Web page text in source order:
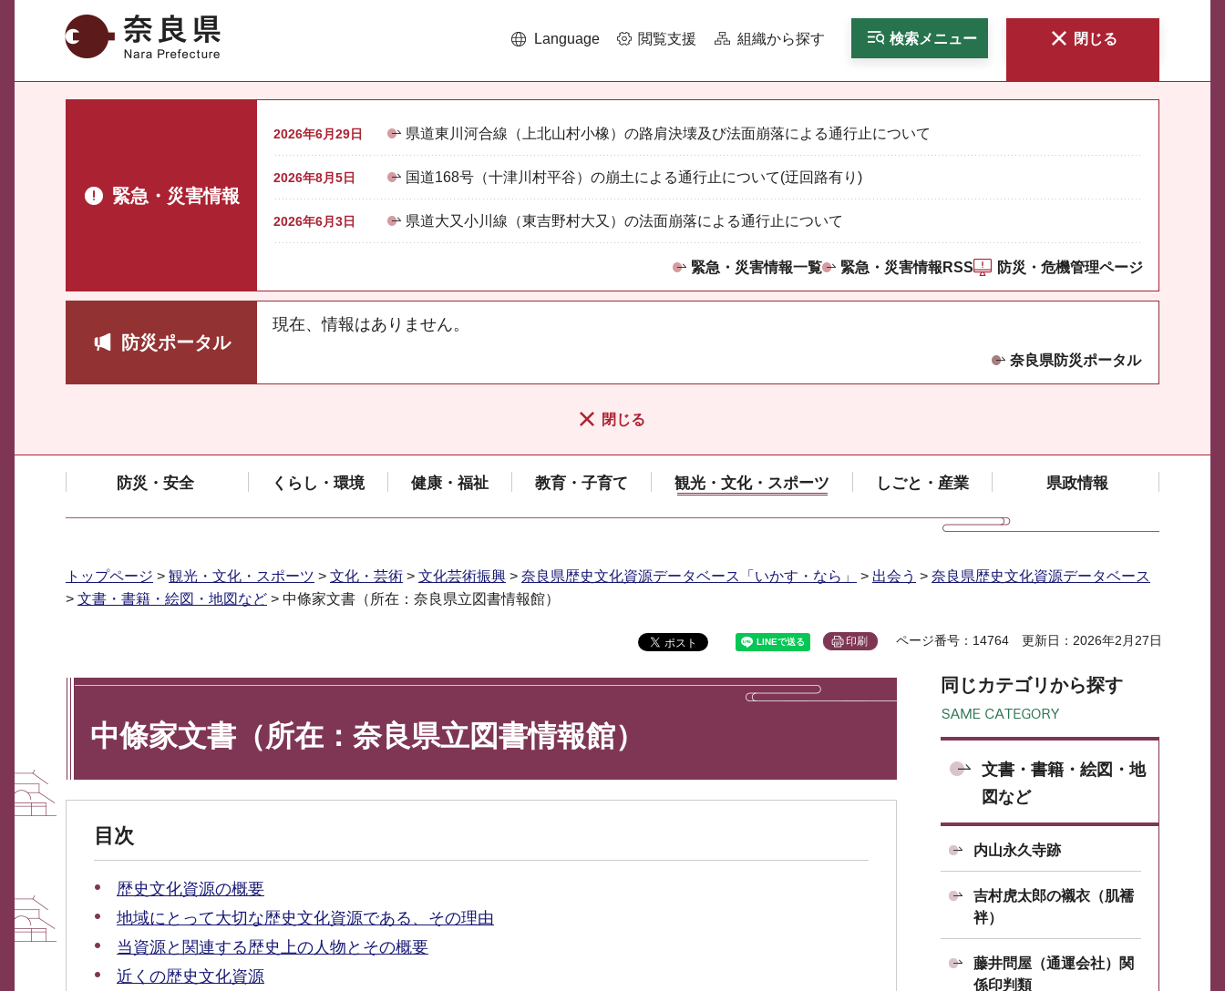
奈良県 Language 閲覧支援 組織から探す 検索メニュー 閉じる
緊急・災害情報
2026年6月29日 県道東川河合線（上北山村小橡）の路肩決壊及び法面崩落による通行止について
2026年8月5日 国道168号（十津川村平谷）の崩土による通行止について(迂回路有り)
2026年6月3日 県道大又小川線（東吉野村大又）の法面崩落による通行止について
緊急・災害情報一覧 緊急・災害情報RSS 防災・危機管理ページ
防災ポータル
現在、情報はありません。
奈良県防災ポータル
閉じる
防災・安全 くらし・環境 健康・福祉 教育・子育て 観光・文化・スポーツ しごと・産業 県政情報
トップページ > 観光・文化・スポーツ > 文化・芸術 > 文化芸術振興 > 奈良県歴史文化資源データベース「いかす・なら」 > 出会う > 奈良県歴史文化資源データベース
> 文書・書籍・絵図・地図など > 中條家文書（所在：奈良県立図書情報館）
印刷 ページ番号：14764 更新日：2026年2月27日
中條家文書（所在：奈良県立図書情報館）
目次
歴史文化資源の概要
地域にとって大切な歴史文化資源である、その理由
当資源と関連する歴史上の人物とその概要
近くの歴史文化資源
同じカテゴリから探す
文書・書籍・絵図・地
図など
内山永久寺跡
吉村虎太郎の襯衣（肌襦
袢）
藤井問屋（通運会社）関
係印判類